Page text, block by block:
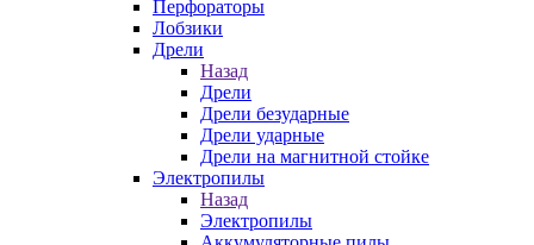
Перфораторы
Лобзики
Дрели
Назад
Дрели
Дрели безударные
Дрели ударные
Дрели на магнитной стойке
Электропилы
Назад
Электропилы